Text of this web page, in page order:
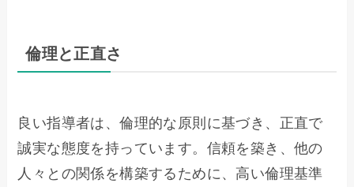
倫理と正直さ
良い指導者は、倫理的な原則に基づき、正直で
誠実な態度を持っています。信頼を築き、他の
人々との関係を構築するために、高い倫理基準